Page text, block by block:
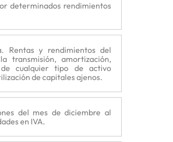
determinados rendimientos
Rentas y rendimientos del
transmisión, amortización,
cualquier tipo de activo
de capitales ajenos.
del mes de diciembre al
en IVA.